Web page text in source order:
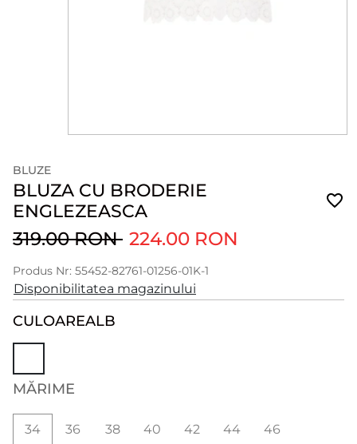
BLUZE
BLUZA CU BRODERIE
ENGLEZEASCA
319.00 RON 224.00 RON
Produs Nr: 55452-82761-01256-01K-1
Disponibilitatea magazinului
CULOAREALB
MĂRIME
34 36 38 40 42 44
46